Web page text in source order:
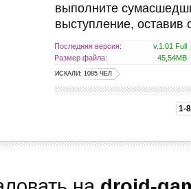
выполните
выступление, оставив
Последняя версия:
v.1.01 Full
Размер файла:
45,54MB
ИСКАЛИ: 1085 ЧЕЛ
1-8